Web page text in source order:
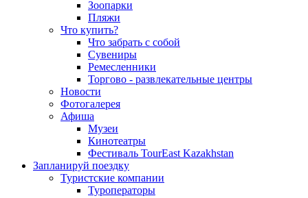
Зоопарки
Пляжи
Что купить?
Что забрать с собой
Сувениры
Ремесленники
Торгово - развлекательные центры
Новости
Фотогалерея
Афиша
Музеи
Кинотеатры
Фестиваль TourEast Kazakhstan
Запланируй поездку
Туристские компании
Туроператоры